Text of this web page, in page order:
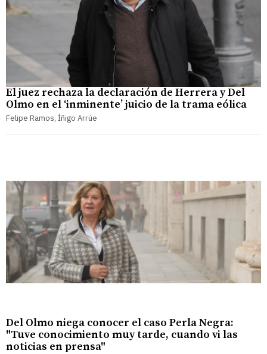
El juez rechaza la declaración de Herrera y Del
Olmo en el ‘inminente’ juicio de la trama eólica
Felipe Ramos, Íñigo Arrúe
Del Olmo niega conocer el caso Perla Negra:
"Tuve conocimiento muy tarde, cuando vi las
noticias en prensa"